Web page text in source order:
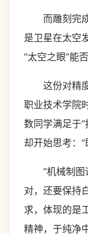
而雕刻完成
是卫星在太空
“太空之眼”能
这份对精度
职业技术学院
数同学满足于
却开始思考：
“机械制图
对，还要保持
求，体现的是
精神，于纯净